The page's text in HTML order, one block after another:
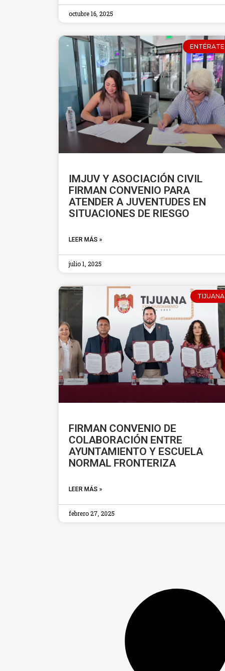
octubre 16, 2025
ENTÉRATE
IMJUV Y ASOCIACIÓN CIVIL
FIRMAN CONVENIO PARA
ATENDER A JUVENTUDES EN
SITUACIONES DE RIESGO
LEER MÁS »
julio 1, 2025
TIJUANA
FIRMAN CONVENIO DE
COLABORACIÓN ENTRE
AYUNTAMIENTO Y ESCUELA
NORMAL FRONTERIZA
LEER MÁS »
febrero 27, 2025